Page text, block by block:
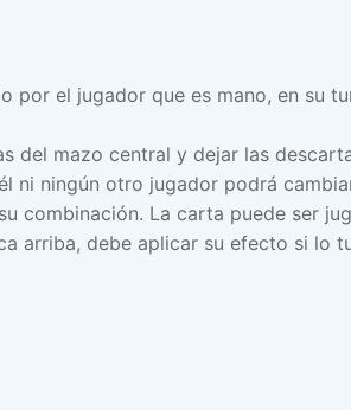
por el jugador que es mano, en su
del mazo central y dejar las
ni ningún otro jugador podrá
combinación. La carta puede ser
arriba, debe aplicar su efecto si lo